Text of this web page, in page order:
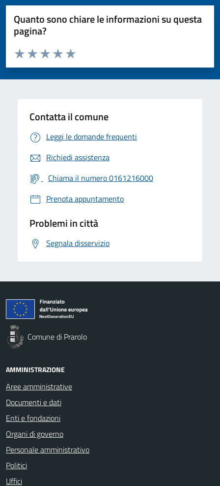
Quanto sono chiare le informazioni su questa
pagina?
Valuta da 1 a 5 stelle la pagina
Valuta 5 stelle su 5
Valuta 4 stelle su 5
Valuta 3 stelle su 5
Valuta 2 stelle su 5
Valuta 1 stelle su 5
Contatta il comune
Leggi le domande frequenti
Richiedi assistenza
Chiama il numero 0161216000
Prenota appuntamento
Problemi in città
Segnala disservizio
Comune di Prarolo
AMMINISTRAZIONE
Aree amministrative
Documenti e dati
Enti e fondazioni
Organi di governo
Personale amministrativo
Politici
Uffici